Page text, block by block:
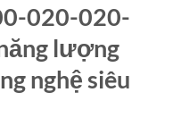
020-020-
lượng
nghệ siêu